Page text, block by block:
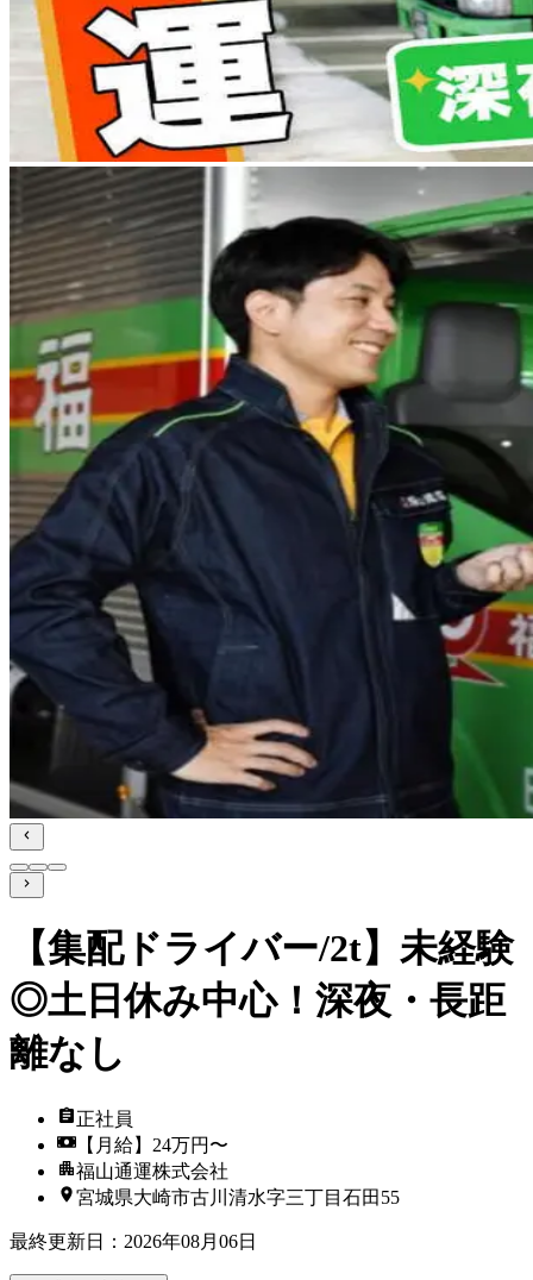
【集配ドライバー/2t】未経験
◎土日休み中心！深夜・長距
離なし
正社員
【月給】24万円〜
福山通運株式会社
宮城県大崎市古川清水字三丁目石田55
最終更新日 ： 2026年08月06日